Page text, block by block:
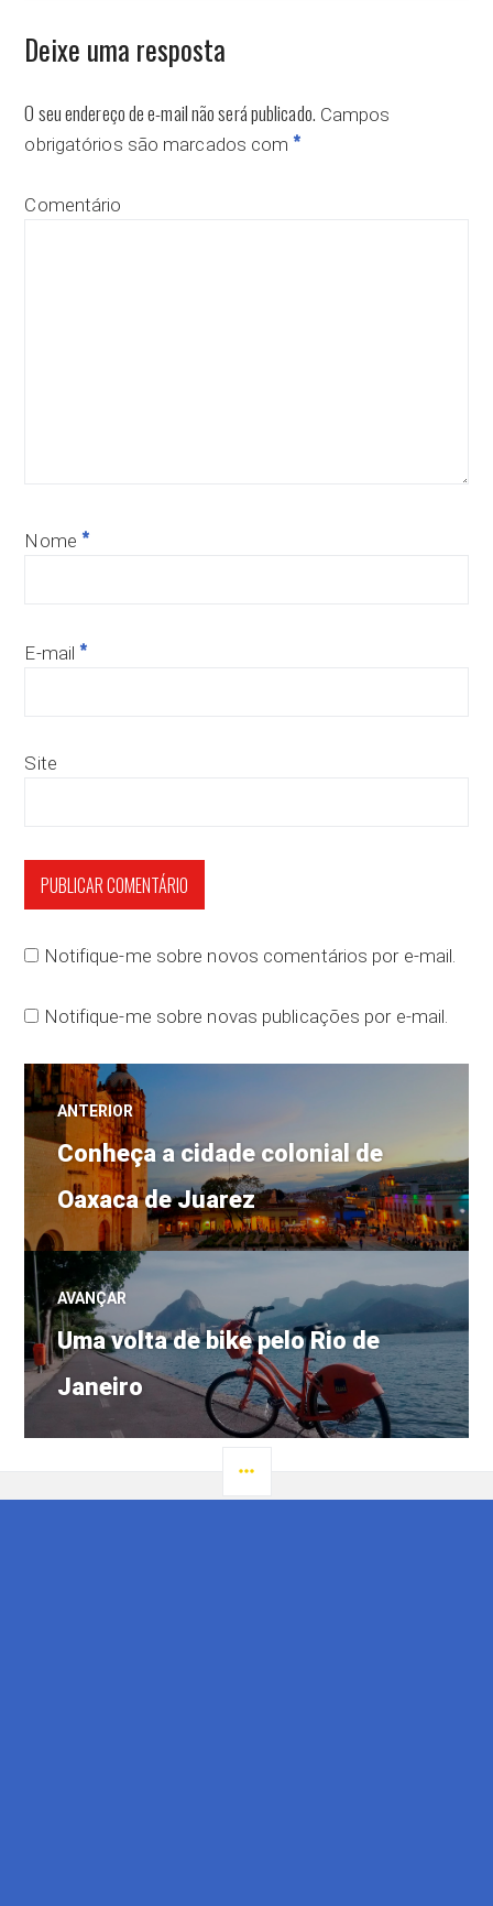
Deixe uma resposta
O seu endereço de e-mail não será publicado. Campos
obrigatórios são marcados com *
Comentário
Nome *
E-mail *
Site
Notifique-me sobre novos comentários por e-mail.
Notifique-me sobre novas publicações por e-mail.
Navegação
de
Post
ANTERIOR
Post
anterior:
Conheça a cidade colonial de
Oaxaca de Juarez
AVANÇAR
Próximo
post:
Uma volta de bike pelo Rio de
Janeiro